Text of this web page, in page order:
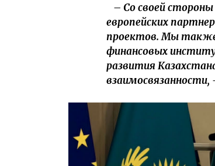
– Со своей
европейских
проектов. Мы также
финансовых
развития